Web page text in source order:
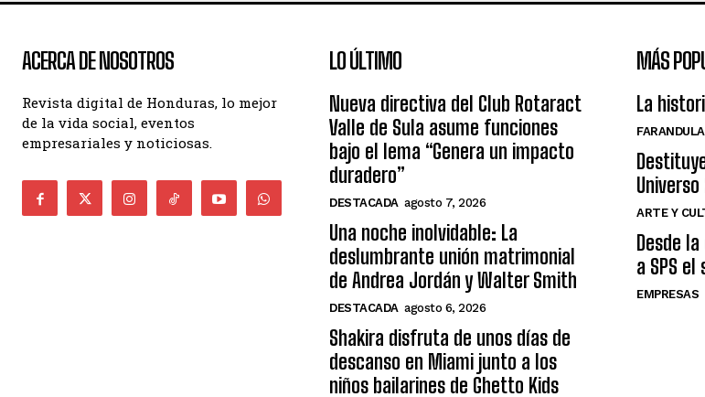
ACERCA DE NOSOTROS
Revista digital de Honduras, lo mejor
de la vida social, eventos
empresariales y noticiosas.
LO ÚLTIMO
Nueva directiva del Club Rotaract
Valle de Sula asume funciones
bajo el lema “Genera un impacto
duradero”
DESTACADA agosto 7, 2026
Una noche inolvidable: La
deslumbrante unión matrimonial
de Andrea Jordán y Walter Smith
DESTACADA agosto 6, 2026
Shakira disfruta de unos días de
descanso en Miami junto a los
niños bailarines de Ghetto Kids
MÁS
La
FARANDULA
ARTE Y
Desde
a SPS el
EMPRESAS